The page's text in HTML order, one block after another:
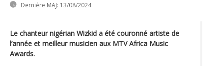
Dernière MAJ: 13/08/2024
Le chanteur nigérian Wizkid a été couronné artiste de
l’année et meilleur musicien aux MTV Africa Music
Awards.